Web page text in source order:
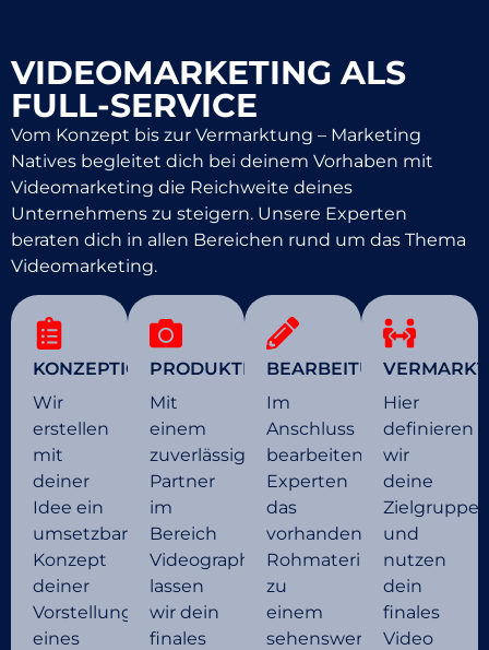
VIDEOMARKETING ALS
FULL-SERVICE
Vom Konzept bis zur Vermarktung – Marketing
Natives begleitet dich bei deinem Vorhaben mit
Videomarketing die Reichweite deines
Unternehmens zu steigern. Unsere Experten
beraten dich in allen Bereichen rund um das Thema
Videomarketing.
KONZEPTION
Wir
erstellen
mit
deiner
Idee ein
umsetzbares
Konzept
deiner
Vorstellung
eines
PRODUKTION
Mit
einem
zuverlässigen
Partner
im
Bereich
Videographie,
lassen
wir dein
finales
BEARBEITUNG
Im
Anschluss
bearbeiten
Experten
das
vorhandene
Rohmaterial
zu
einem
sehenswerten
Hier
definieren
wir
deine
Zielgruppe
und
nutzen
dein
finales
Video